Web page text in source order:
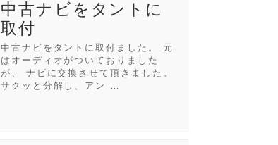
中古ナビをタントに
取付
中古ナビをタントに取付ました。 元
はオーディオがついておりました
が、 ナビに交換させて頂きました。
サクッと分解し、アン …